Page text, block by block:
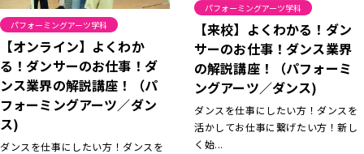
パフォーミングアーツ学科
【オンライン】よくわか
る！ダンサーのお仕事！ダ
ンス業界の解説講座！（パ
フォーミングアーツ／ダン
ス)
ダンスを仕事にしたい方！ダンスを
パフォーミングアーツ学科
【来校】よくわかる！ダン
サーのお仕事！ダンス業界
の解説講座！（パフォーミ
ングアーツ／ダンス)
ダンスを仕事にしたい方！ダンスを
活かしてお仕事に繋げたい方！新し
く始...